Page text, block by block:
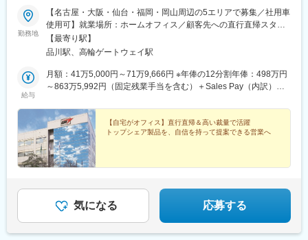
勤務地
【名古屋・大阪・仙台・福岡・岡山周辺の5エリアで募集／社用車
使用可】就業場所：ホームオフィス／顧客先への直行直帰スタイ
ル(1)名古屋エリア愛知県、岐阜県、福井県、三重県(2)大阪エリア
滋賀県、京都府、大阪府、兵庫県、奈良県、和歌山県(3)仙台エリ
件をチームで担当(4)福岡エリア福岡県、大分県、佐賀県、熊本
県、長崎県、宮崎県、鹿児島県、沖縄県(5)岡山エリア鳥取県、島
です。◎社用車での訪問が可能です◎訪問のない日は在宅勤務と
なります◎研修、社内の打ち合わせ、イベント等で出社が発生す
る可能性がございます◎転勤は基本ありません本社：東京都港区
港南1-8-15 Wビル14F受動喫煙対策：敷地内全面禁煙
【最寄り駅】
品川駅、高輪ゲートウェイ駅
給与
月額：41万5,000円～71万9,666円 ※年俸の12分割年俸：498万円
～863万5,992円（固定残業手当を含む）＋Sales Pay（内訳）年
3,000円（12時間分）※超過した時間外労働の残業手当は追加支給
◎Sales Pay：年額（基本給）の10％支給あり
【自宅がオフィス】直行直帰＆高い裁量で活躍
トップシェア製品を、自信を持って提案できる営業へ
気になる 応募する